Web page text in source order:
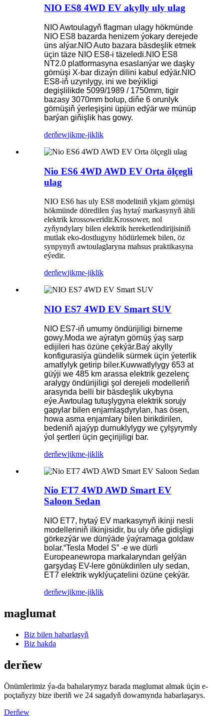
NIO ES8 4WD EV akylly uly ulag
NIO Awtoulagyň flagman ulagy hökmünde
NIO ES8 bazarda henizem ýokary derejede
üns alýar.NIO Auto bazara bäsdeşlik etmek
üçin täze NIO ES8-i täzeledi.NIO ES8
NT2.0 platformasyna esaslanýar we daşky
görnüşi X-bar dizaýn dilini kabul edýär.NIO
ES8-iň uzynlygy, ini we beýikligi
degişlilikde 5099/1989 / 1750mm, tigir
bazasy 3070mm bolup, diňe 6 orunlyk
görnüşiň ýerleşişini üpjün edýär we münüp
barýan giňişlik has gowy.
derňewjikme-jiklik
Nio ES6 4WD AWD EV Orta ölçegli
ulag
NIO ES6 has uly ES8 modeliniň ykjam görnüşi
hökmünde döredilen ýaş hytaý markasynyň ähli
elektrik krossoweridir.Krossower, nol
zyňyndylary bilen elektrik hereketlendirijisiniň
mutlak eko-dostlugyny hödürlemek bilen, öz
synpynyň awtoulaglaryna mahsus praktikasyna
eýedir.
derňewjikme-jiklik
NIO ES7 4WD EV Smart SUV
NIO ES7-iň umumy öndürijiligi birneme
gowy.Moda we aýratyn görnüş ýaş sarp
edijileri has özüne çekýär.Baý akylly
konfigurasiýa gündelik sürmek üçin ýeterlik
amatlylyk getirip biler.Kuwwatlylygy 653 at
güýji we 485 km arassa elektrik gezelenç
aralygy öndürijiligi şol derejeli modelleriň
arasynda belli bir bäsdeşlik ukybyna
eýe.Awtoulag tutuşlygyna elektrik sorujy
gapylar bilen enjamlaşdyrylan, has ösen,
howa asma enjamlary bilen birikdirilen,
bedeniň ajaýyp durnuklylygy we çylşyrymly
ýol şertleri üçin geçirijiligi bar.
derňewjikme-jiklik
Nio ET7 4WD AWD Smart EV
Saloon Sedan
NIO ET7, hytaý EV markasynyň ikinji nesli
modelleriniň ilkinjisidir, bu uly öňe gidişligi
görkezýär we dünýäde ýaýramaga goldaw
bolar.“Tesla Model S” -e we dürli
Europeanewropa markalaryndan gelýän
garşydaş EV-lere gönükdirilen uly sedan,
ET7 elektrik wyklýuçatelini özüne çekýär.
derňewjikme-jiklik
maglumat
Biz bilen habarlaşyň
Biz hakda
derňew
Önümlerimiz ýa-da bahalarymyz barada maglumat almak üçin e-
poçtaňyzy bize iberiň we 24 sagadyň dowamynda habarlaşarys.
Derňew